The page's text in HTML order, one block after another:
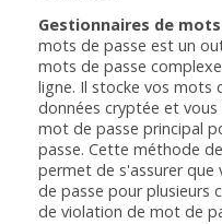
Gestionnaires de
mots de passe est un
mots de passe
ligne. Il stocke vos mots
données cryptée et
mot de passe principal
passe. Cette méthode
permet de s'assurer que
de passe pour plusieurs
de violation de mot de